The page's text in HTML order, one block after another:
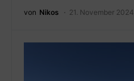
von Nikos 21. November 2024